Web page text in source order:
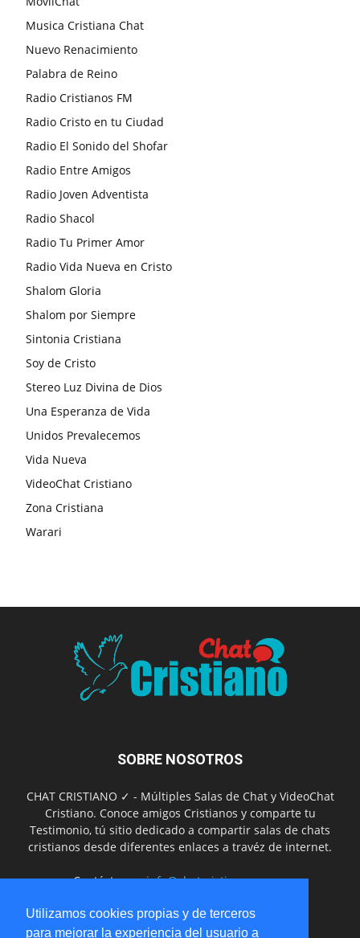
Utilizamos cookies propias y de terceros
para mejorar la experiencia del usuario a
Musica Cristiana Chat
Nuevo Renacimiento
Palabra de Reino
Radio Cristianos FM
Radio Cristo en tu Ciudad
Radio El Sonido del Shofar
Radio Entre Amigos
Radio Joven Adventista
Radio Shacol
Radio Tu Primer Amor
Radio Vida Nueva en Cristo
Shalom Gloria
Shalom por Siempre
Sintonia Cristiana
Soy de Cristo
Stereo Luz Divina de Dios
Una Esperanza de Vida
Unidos Prevalecemos
Vida Nueva
VideoChat Cristiano
Zona Cristiana
Warari
SOBRE NOSOTROS
CHAT CRISTIANO ✓ - Múltiples Salas de Chat y VideoChat
Cristiano. Conoce amigos Cristianos y comparte tu
Testimonio, tú sitio dedicado a compartir salas de chats
cristianos desde diferentes enlaces a travéz de internet.
Contáctanos:info@chatcristiano.com.ar